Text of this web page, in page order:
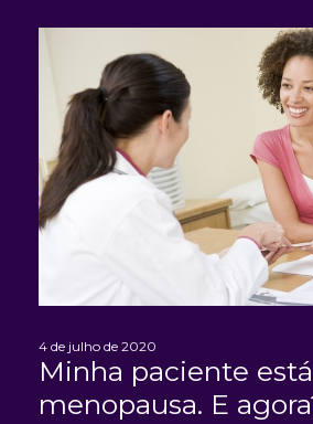
4 de julho de 2020
Minha paciente
menopausa. E